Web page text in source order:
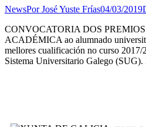
NewsPorJosé Yuste Frías04/03/2019
CONVOCATORIA DOS
ACADÉMICA ao alumnado
mellores cualificación no curso 2017/
Sistema Universitario Galego (SUG).